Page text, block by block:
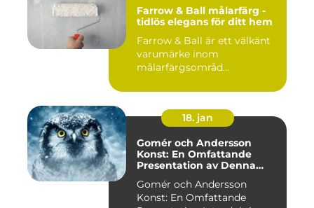
Farrow & Ball målarfärg -
tidlös elegans för ditt hem
Farrow & Ball är ett välkänt
varumärke inom
målarfärgsområd...
18. jan
Gomér och Andersson
Konst: En Omfattande
Presentation av Denna
Gomér och Andersson
Konst: En Omfattande